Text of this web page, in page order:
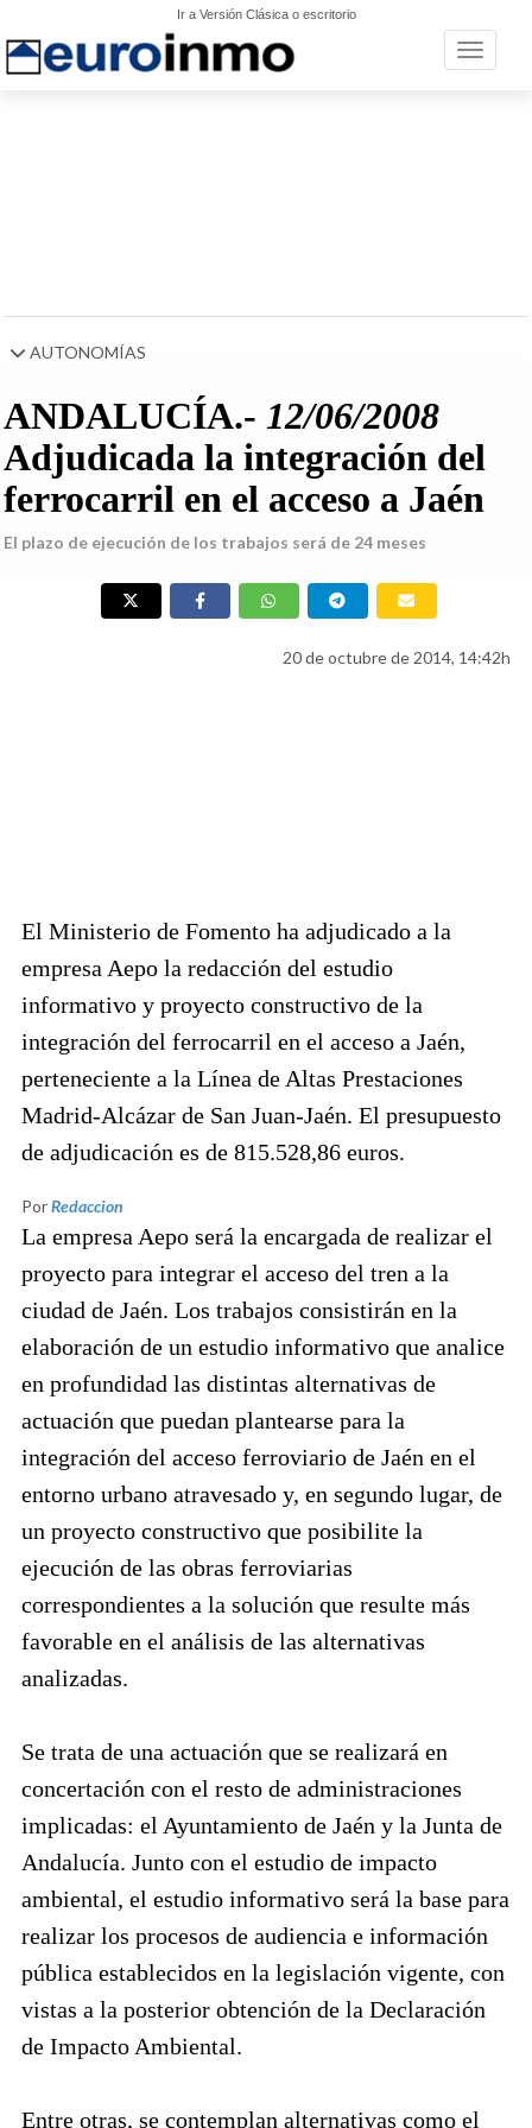
Ir a Versión Clásica o escritorio
Toggle
AUTONOMÍAS
ANDALUCÍA.- 12/06/2008
Adjudicada la integración del
ferrocarril en el acceso a Jaén
El plazo de ejecución de los trabajos será de 24 meses
20 de octubre de 2014, 14:42h
El Ministerio de Fomento ha adjudicado a la
empresa Aepo la redacción del estudio
informativo y proyecto constructivo de la
integración del ferrocarril en el acceso a Jaén,
perteneciente a la Línea de Altas Prestaciones
Madrid-Alcázar de San Juan-Jaén. El presupuesto
de adjudicación es de 815.528,86 euros.
PorRedaccion
La empresa Aepo será la encargada de realizar el
proyecto para integrar el acceso del tren a la
ciudad de Jaén. Los trabajos consistirán en la
elaboración de un estudio informativo que analice
en profundidad las distintas alternativas de
actuación que puedan plantearse para la
integración del acceso ferroviario de Jaén en el
entorno urbano atravesado y, en segundo lugar, de
un proyecto constructivo que posibilite la
ejecución de las obras ferroviarias
correspondientes a la solución que resulte más
favorable en el análisis de las alternativas
analizadas.
Se trata de una actuación que se realizará en
concertación con el resto de administraciones
implicadas: el Ayuntamiento de Jaén y la Junta de
Andalucía. Junto con el estudio de impacto
ambiental, el estudio informativo será la base para
realizar los procesos de audiencia e información
pública establecidos en la legislación vigente, con
vistas a la posterior obtención de la Declaración
de Impacto Ambiental.
Entre otras, se contemplan alternativas como el